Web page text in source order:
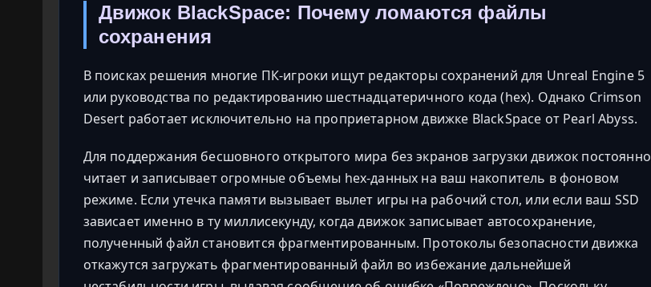
Движок BlackSpace: Почему ломаются файлы
сохранения
В поисках решения многие ПК-игроки ищут редакторы сохранений для Unreal Engine 5
или руководства по редактированию шестнадцатеричного кода (hex). Однако Crimson
Desert работает исключительно на проприетарном движке BlackSpace от Pearl Abyss.
Для поддержания бесшовного открытого мира без экранов загрузки движок постоянно
читает и записывает огромные объемы hex-данных на ваш накопитель в фоновом
режиме. Если утечка памяти вызывает вылет игры на рабочий стол, или если ваш SSD
зависает именно в ту миллисекунду, когда движок записывает автосохранение,
полученный файл становится фрагментированным. Протоколы безопасности движка
откажутся загружать фрагментированный файл во избежание дальнейшей